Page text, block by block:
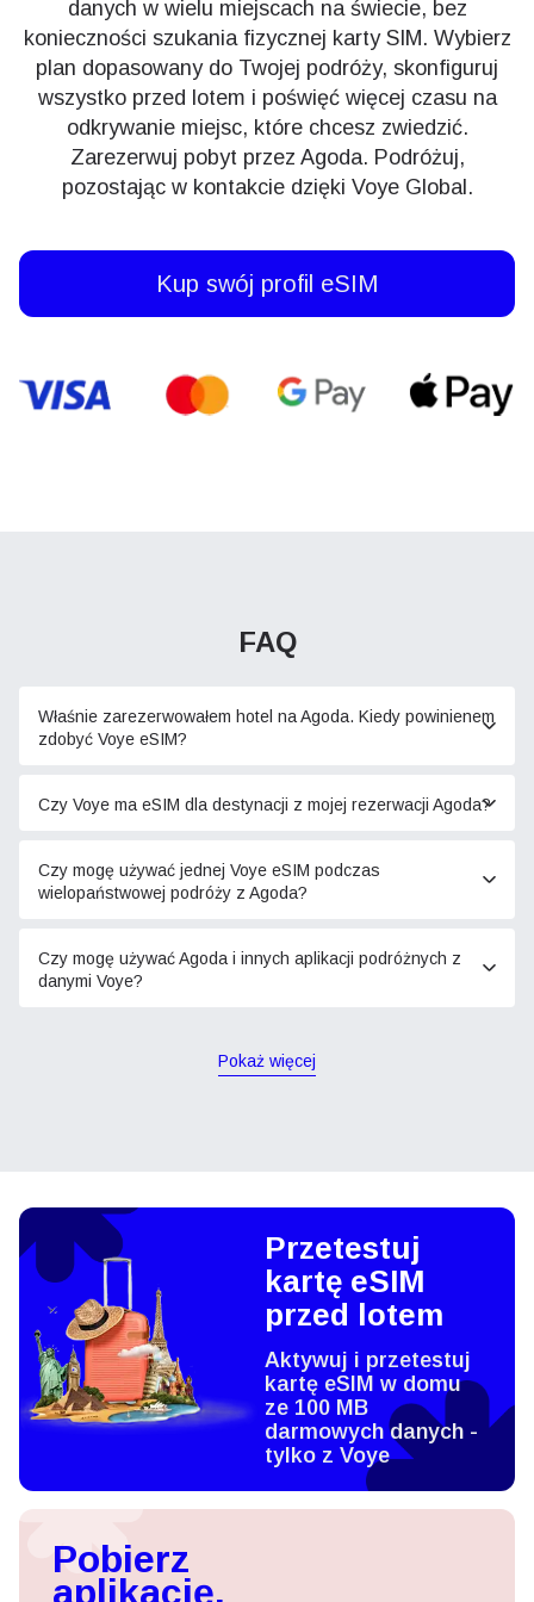
danych w wielu miejscach na świecie, bez
konieczności szukania fizycznej karty SIM. Wybierz
plan dopasowany do Twojej podróży, skonfiguruj
wszystko przed lotem i poświęć więcej czasu na
odkrywanie miejsc, które chcesz zwiedzić.
Zarezerwuj pobyt przez Agoda. Podróżuj,
pozostając w kontakcie dzięki Voye Global.
Kup swój profil eSIM
FAQ
Właśnie zarezerwowałem hotel na Agoda. Kiedy powinienem
zdobyć Voye eSIM?
Czy Voye ma eSIM dla destynacji z mojej rezerwacji Agoda?
Czy mogę używać jednej Voye eSIM podczas
wielopaństwowej podróży z Agoda?
Czy mogę używać Agoda i innych aplikacji podróżnych z
danymi Voye?
Pokaż więcej
Przetestuj
kartę eSIM
przed lotem
Aktywuj i przetestuj
kartę eSIM w domu
ze 100 MB
darmowych danych -
tylko z Voye
Pobierz
aplikację,